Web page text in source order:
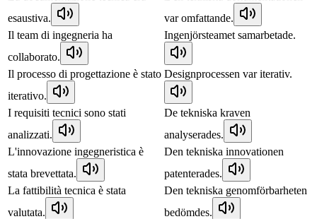
esaustiva.
var omfattande.
Il team di ingegneria ha
collaborato.
Ingenjörsteamet samarbetade.
Il processo di progettazione è stato
iterativo.
Designprocessen var iterativ.
I requisiti tecnici sono stati
analizzati.
De tekniska kraven
analyserades.
L'innovazione ingegneristica è
stata brevettata.
Den tekniska innovationen
patenterades.
La fattibilità tecnica è stata
valutata.
Den tekniska genomförbarheten
bedömdes.